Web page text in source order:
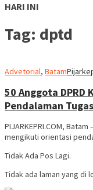
HARI INI
Tag: dptd
Advetorial, Batam
50 Anggota
Pendalaman Tugas
PIJARKEPRI.COM,
mengikuti orientasi
Tidak Ada Pos Lagi.
Tidak ada laman yang di